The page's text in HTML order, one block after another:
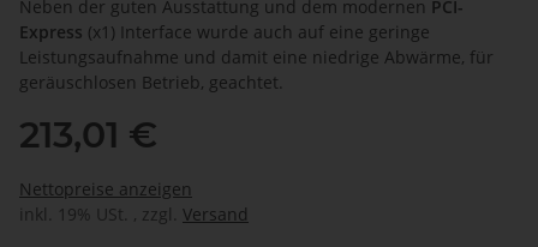
Neben der guten Ausstattung und dem modernen PCI-
Express (x1) Interface wurde auch auf eine geringe
Leistungsaufnahme und damit eine niedrige Abwärme, für
geräuschlosen Betrieb, geachtet.
213,01 €
Nettopreise anzeigen
inkl. 19% USt. , zzgl. Versand